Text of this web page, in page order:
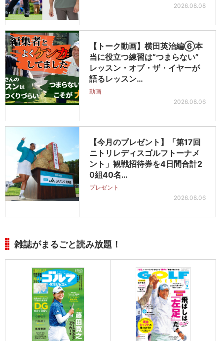
2026.08.08
【トーク動画】横田英治編⑥本
当に役立つ練習は“つまらない”
レッスン・オブ・ザ・イヤーが
語るレッスン…
動画
2026.08.06
【今月のプレゼント】「第17回
ニトリレディスゴルフトーナメ
ント」観戦招待券を4日間合計2
0組40名…
プレゼント
2026.08.06
雑誌がまるごと読み放題！